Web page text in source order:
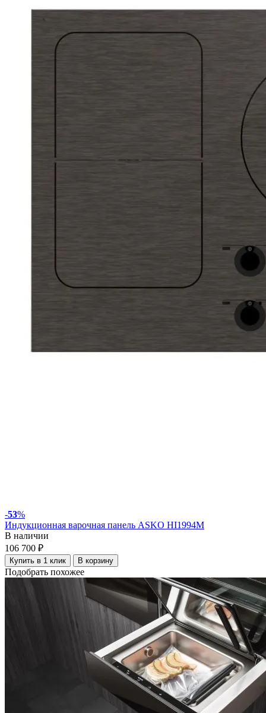
-53%
Индукционная варочная панель ASKO HI1994M
В наличии
106 700 ₽
Купить в 1 клик В корзину
Подобрать похожее